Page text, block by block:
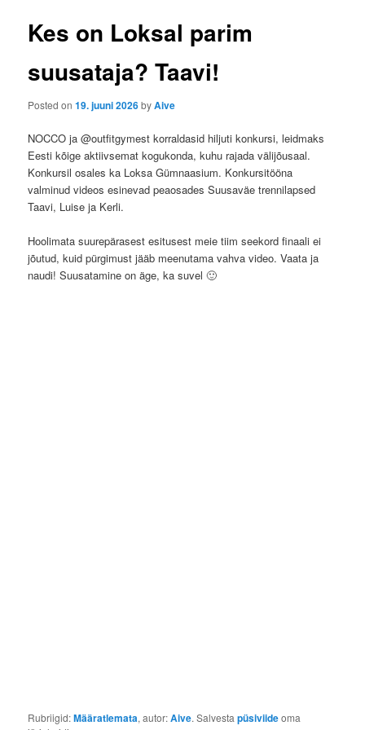
n
t
i
o
n
Kes on Loksal parim
suusataja? Taavi!
Posted on19. juuni 2026byAive
NOCCO ja @outfitgymest korraldasid hiljuti konkursi, leidmaks
Eesti kõige aktiivsemat kogukonda, kuhu rajada välijõusaal.
Konkursil osales ka Loksa Gümnaasium. Konkursitööna
valminud videos esinevad peaosades Suusaväe trennilapsed
Taavi, Luise ja Kerli.
Hoolimata suurepärasest esitusest meie tiim seekord finaali ei
jõutud, kuid pürgimust jääb meenutama vahva video. Vaata ja
naudi! Suusatamine on äge, ka suvel 🙂
Rubriigid:Määratlemata, autor:Aive. Salvestapüsiviideoma